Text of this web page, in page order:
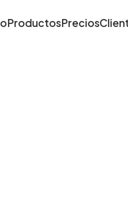
ProductosPrecios